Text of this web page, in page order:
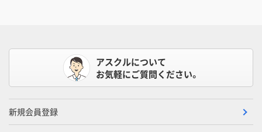
アスクルについて
お気軽にご質問ください。
新規会員登録